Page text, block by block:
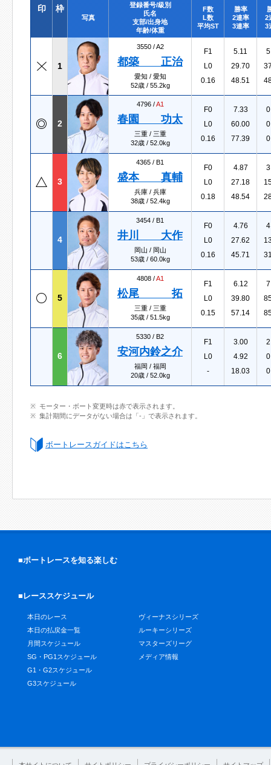
印 枠
写真
登録番号/級別
氏名
支部/出身地
年齢/体重
F数
L数
平均ST
勝率
2連率
3連率
2
3
1
3550 /A2
都築 正治
愛知 / 愛知
52歳 / 55.2kg
F1
L0
0.16
5.11
29.70
48.51
2
4796 /A1
春園 功太
三重 / 三重
32歳 / 52.0kg
F0
L0
0.16
7.33
60.00
77.39
3
4365 / B1
盛本 真輔
兵庫 / 兵庫
38歳 / 52.4kg
F0
L0
0.18
4.87
27.18
48.54
4
3454 / B1
井川 大作
岡山 / 岡山
53歳 / 60.0kg
F0
L0
0.16
4.76
27.62
45.71
5
4808 /A1
松尾 拓
三重 / 三重
35歳 / 51.5kg
F1
L0
0.15
6.12
39.80
57.14
6
5330 / B2
安河内鈴之介
福岡 / 福岡
20歳 / 52.0kg
F1
L0
-
3.00
4.92
18.03
モーター・ボート変更時は赤で表示されます。
集計期間にデータがない場合は「-」で表示されます。
ボートレースガイドはこちら
■ボートレースを知る楽しむ
■レーススケジュール
本日のレース
本日の払戻金一覧
月間スケジュール
SG・PG1スケジュール
G1・G2スケジュール
G3スケジュール
ヴィーナスシリーズ
ルーキーシリーズ
マスターズリーグ
メディア情報